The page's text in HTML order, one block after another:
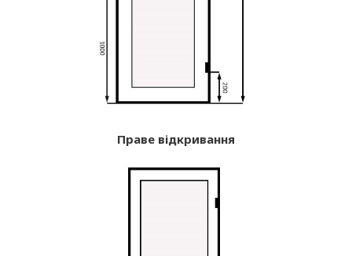
Праве відкривання